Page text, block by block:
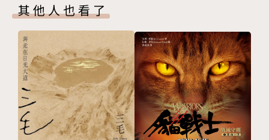
在平民百姓的生活間織入商業都會的興起變遷、婦女權
益的步步進展，甚至遠眺亞美尼亞大屠殺、伊斯蘭革
命、波灣戰爭、六四、九一一等大事件，在「家」與
「國」的兩相對照之下，感知家族史如何成為城市史、
一國之史，甚至世界史的微型縮影，而群體的歷史足跡
又是如何因一個小人物對自由、信念、幸福、愛的孜孜
追求而得以綿延。
十九、梅夫魯特與萊伊荷 私奔是件棘手的事
第四部
一、梅夫魯特與萊伊荷結婚了 只有死亡能將我們分開
二、梅夫魯特賣冰淇淋 他一生中最快樂的時光
三、梅夫魯特與萊伊荷的婚禮 只有沒希望的酸奶販子
才會動卜茶的腦筋
四、鷹嘴豆飯 摻點土味的食物更好吃
五、梅夫魯特當了父親 不許下車
其他人也看了